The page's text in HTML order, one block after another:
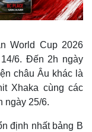
World Cup 2026
6. Đến 2h ngày
châu Âu khác là
Xhaka cùng các
ngày 25/6.
định nhất bảng B